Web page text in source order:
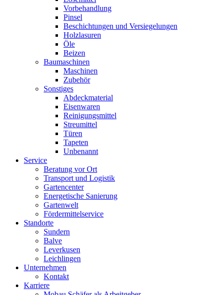
Vorbehandlung
Pinsel
Beschichtungen und Versiegelungen
Holzlasuren
Öle
Beizen
Baumaschinen
Maschinen
Zubehör
Sonstiges
Abdeckmaterial
Eisenwaren
Reinigungsmittel
Streumittel
Türen
Tapeten
Unbenannt
Service
Beratung vor Ort
Transport und Logistik
Gartencenter
Energetische Sanierung
Gartenwelt
Fördermittelservice
Standorte
Sundern
Balve
Leverkusen
Leichlingen
Unternehmen
Kontakt
Karriere